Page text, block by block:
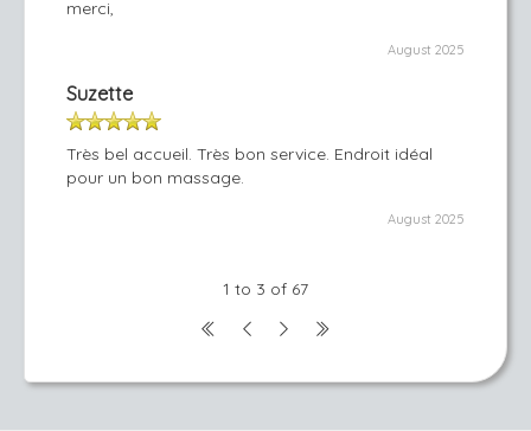
merci,
August 2025
Suzette
Très bel accueil. Très bon service. Endroit idéal
pour un bon massage.
August 2025
1 to 3 of 67